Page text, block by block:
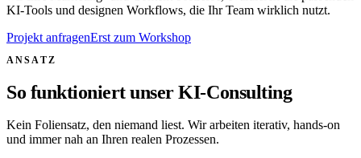
KI-Tools und designen Workflows, die Ihr Team wirklich nutzt.
Projekt anfragenErst zum Workshop
ANSATZ
So funktioniert unser KI-Consulting
Kein Foliensatz, den niemand liest. Wir arbeiten iterativ, hands-on
und immer nah an Ihren realen Prozessen.